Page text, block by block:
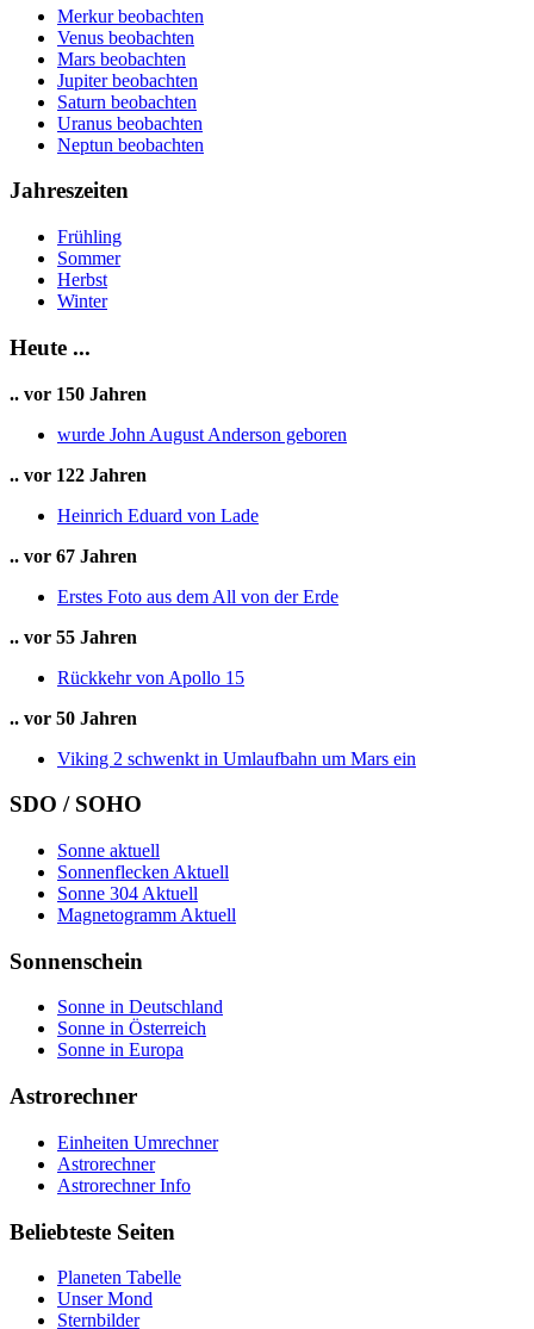
Dreieck
Eidechse
Einhorn
Füchschen
Fuhrmann
Füllen
Großer Hund
Haar der Berenike
Herkules
Kleiner Hund
Kleiner Löwe
Leier
Luchs
Pfeil
Schild
Schlangenträger
Sextant
Kepheus
Kleiner Bär
Perseus
Löwe
Schütze
Skorpion
Steinbock
Stier
Waage
Wassermann
Widder
Merkur beobachten
Venus beobachten
Mars beobachten
Jupiter beobachten
Saturn beobachten
Uranus beobachten
Neptun beobachten
Jahreszeiten
Frühling
Sommer
Herbst
Winter
Heute ...
.. vor 150 Jahren
wurde John August Anderson geboren
.. vor 122 Jahren
Heinrich Eduard von Lade
.. vor 67 Jahren
Erstes Foto aus dem All von der Erde
.. vor 55 Jahren
Rückkehr von Apollo 15
.. vor 50 Jahren
Viking 2 schwenkt in Umlaufbahn um Mars ein
SDO / SOHO
Sonne aktuell
Sonnenflecken Aktuell
Sonne 304 Aktuell
Magnetogramm Aktuell
Sonnenschein
Sonne in Deutschland
Sonne in Österreich
Sonne in Europa
Astrorechner
Einheiten Umrechner
Astrorechner
Astrorechner Info
Beliebteste Seiten
Planeten Tabelle
Unser Mond
Sternbilder